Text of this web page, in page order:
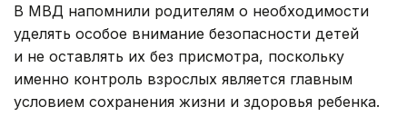
В МВД напомнили родителям о необходимости
уделять особое внимание безопасности детей
и не оставлять их без присмотра, поскольку
именно контроль взрослых является главным
условием сохранения жизни и здоровья ребенка.